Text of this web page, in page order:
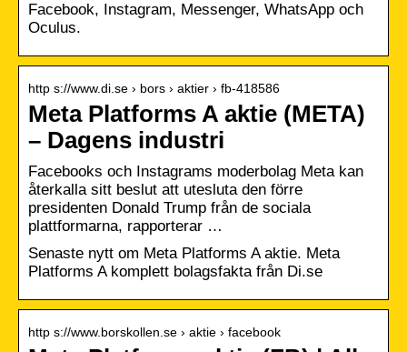
Facebook, Instagram, Messenger, WhatsApp och
Oculus.
http s://www.di.se › bors › aktier › fb-418586
Meta Platforms A aktie (META)
– Dagens industri
Facebooks och Instagrams moderbolag Meta kan
återkalla sitt beslut att utesluta den förre
presidenten Donald Trump från de sociala
plattformarna, rapporterar …
Senaste nytt om Meta Platforms A aktie. Meta
Platforms A komplett bolagsfakta från Di.se
http s://www.borskollen.se › aktie › facebook